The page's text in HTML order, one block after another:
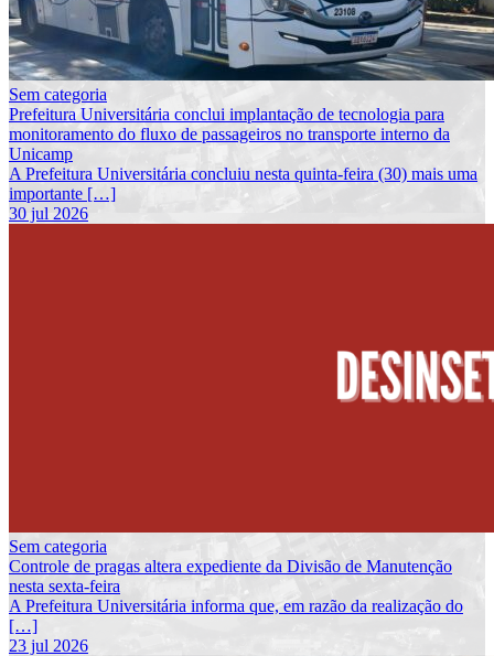
Sem categoria
Prefeitura Universitária conclui implantação de tecnologia para
monitoramento do fluxo de passageiros no transporte interno da
Unicamp
A Prefeitura Universitária concluiu nesta quinta-feira (30) mais uma
importante […]
30 jul 2026
Sem categoria
Controle de pragas altera expediente da Divisão de Manutenção
nesta sexta-feira
A Prefeitura Universitária informa que, em razão da realização do
[…]
23 jul 2026